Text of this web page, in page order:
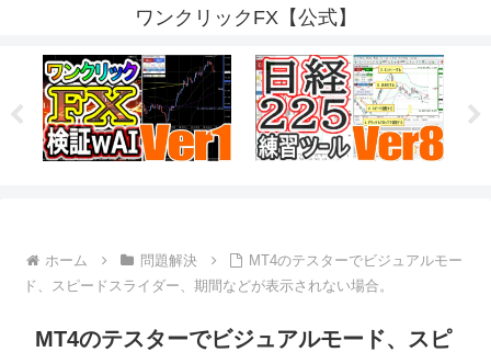
ワンクリックFX【公式】
ホーム 問題解決
MT4のテスターでビジュアルモー
ド、スピードスライダー、期間などが表示されない場合。
MT4のテスターでビジュアルモード、スピ